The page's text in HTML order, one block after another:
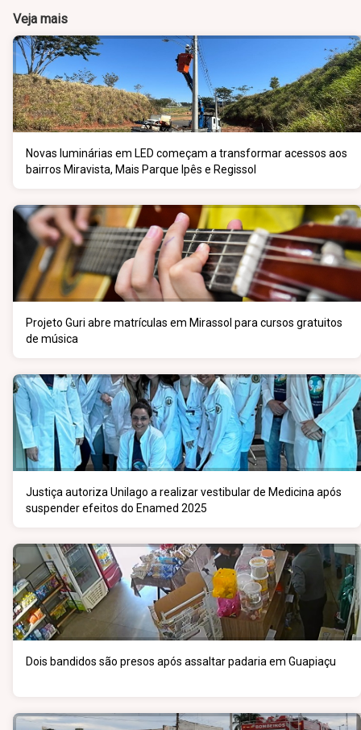
Veja mais
Novas luminárias em LED começam a transformar acessos aos
bairros Miravista, Mais Parque Ipês e Regissol
Projeto Guri abre matrículas em Mirassol para cursos gratuitos
de música
Justiça autoriza Unilago a realizar vestibular de Medicina após
suspender efeitos do Enamed 2025
Dois bandidos são presos após assaltar padaria em Guapiaçu